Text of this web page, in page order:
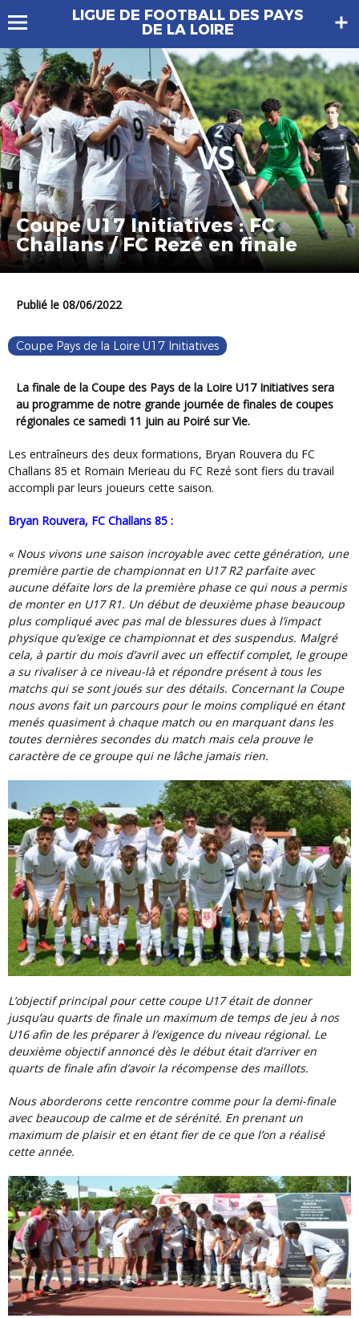
LIGUE DE FOOTBALL DES PAYS
DE LA LOIRE
Coupe U17 Initiatives : FC
Challans / FC Rezé en finale
Publié le 08/06/2022
Coupe Pays de la Loire U17 Initiatives
La finale de la Coupe des Pays de la Loire U17 Initiatives sera
au programme de notre grande journée de finales de coupes
régionales ce samedi 11 juin au Poiré sur Vie.
Les entraîneurs des deux formations, Bryan Rouvera du FC
Challans 85 et Romain Merieau du FC Rezé sont fiers du travail
accompli par leurs joueurs cette saison.
Bryan Rouvera, FC Challans 85 :
« Nous vivons une saison incroyable avec cette génération, une
première partie de championnat en U17 R2 parfaite avec
aucune défaite lors de la première phase ce qui nous a permis
de monter en U17 R1. Un début de deuxième phase beaucoup
plus compliqué avec pas mal de blessures dues à l’impact
physique qu’exige ce championnat et des suspendus. Malgré
cela, à partir du mois d’avril avec un effectif complet, le groupe
a su rivaliser à ce niveau-là et répondre présent à tous les
matchs qui se sont joués sur des détails. Concernant la Coupe
nous avons fait un parcours pour le moins compliqué en étant
menés quasiment à chaque match ou en marquant dans les
toutes dernières secondes du match mais cela prouve le
caractère de ce groupe qui ne lâche jamais rien.
L’objectif principal pour cette coupe U17 était de donner
jusqu’au quarts de finale un maximum de temps de jeu à nos
U16 afin de les préparer à l’exigence du niveau régional. Le
deuxième objectif annoncé dès le début était d’arriver en
quarts de finale afin d’avoir la récompense des maillots.
Nous aborderons cette rencontre comme pour la demi-finale
avec beaucoup de calme et de sérénité. En prenant un
maximum de plaisir et en étant fier de ce que l’on a réalisé
cette année.